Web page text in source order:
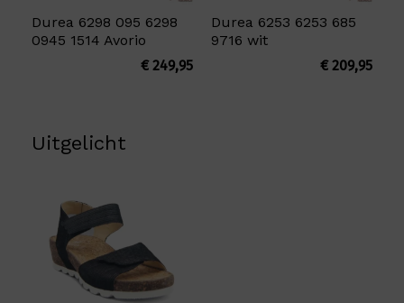
Durea 6298 095 6298
0945 1514 Avorio
€249,95
Durea 6253 6253 685
9716 wit
€209,95
Uitgelicht